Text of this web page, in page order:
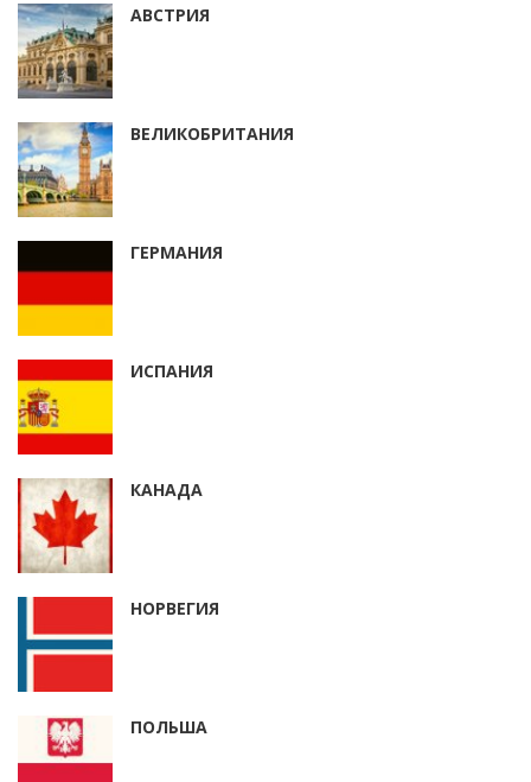
АВСТРИЯ
ВЕЛИКОБРИТАНИЯ
ГЕРМАНИЯ
ИСПАНИЯ
КАНАДА
НОРВЕГИЯ
ПОЛЬША